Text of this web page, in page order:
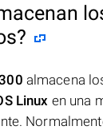
almacena
Linux en una